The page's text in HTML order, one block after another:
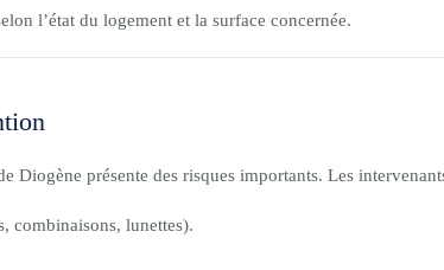
l’état du logement et la surface concernée.
Diogène présente des risques importants. Les
combinaisons, lunettes).